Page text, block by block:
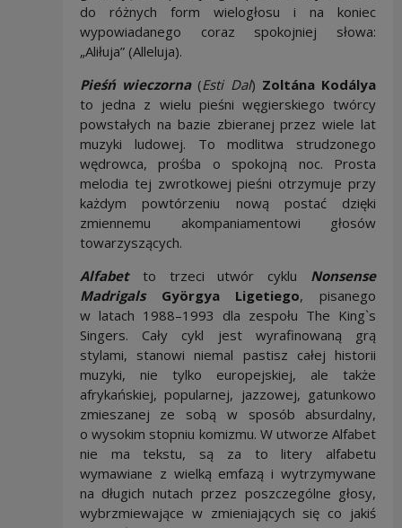
do różnych form wielogłosu i na koniec
wypowiadanego coraz spokojniej słowa:
„Aliłuja” (Alleluja).
Pieśń wieczorna(Esti Dal) Zoltána Kodálya
to jedna z wielu pieśni węgierskiego twórcy
powstałych na bazie zbieranej przez wiele lat
muzyki ludowej. To modlitwa strudzonego
wędrowca, prośba o spokojną noc. Prosta
melodia tej zwrotkowej pieśni otrzymuje przy
każdym powtórzeniu nową postać dzięki
zmiennemu akompaniamentowi głosów
towarzyszących.
Alfabet to trzeci utwór cyklu Nonsense
Madrigals
Györgya Ligetiego, pisanego
w latach 1988–1993 dla zespołu The King`s
Singers. Cały cykl jest wyrafinowaną grą
stylami, stanowi niemal pastisz całej historii
muzyki, nie tylko europejskiej, ale także
afrykańskiej, popularnej, jazzowej, gatunkowo
zmieszanej ze sobą w sposób absurdalny,
o wysokim stopniu komizmu. W utworze Alfabet
nie ma tekstu, są za to litery alfabetu
wymawiane z wielką emfazą i wytrzymywane
na długich nutach przez poszczególne głosy,
wybrzmiewające w zmieniających się co jakiś